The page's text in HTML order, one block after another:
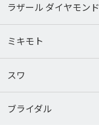
ラザール ダイヤモンド
ミキモト
スワ
ブライダル